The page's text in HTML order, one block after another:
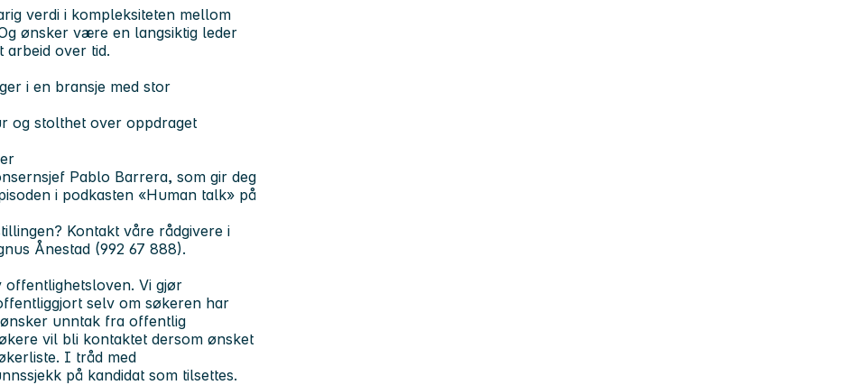
verdi i kompleksiteten mellom
ønsker være en langsiktig leder
arbeid over tid.
i en bransje med stor
og stolthet over oppdraget
Pablo Barrera, som gir deg
i podkasten «Human talk» på
Kontakt våre rådgivere i
Ånestad (992 67 888).
offentlighetsloven. Vi gjør
selv om søkeren har
unntak fra offentlig
vil bli kontaktet dersom ønsket
I tråd med
på kandidat som tilsettes.